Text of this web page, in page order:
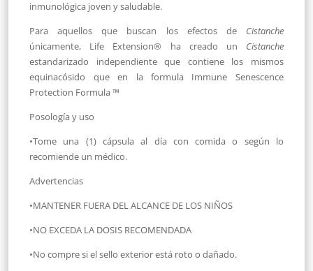
inmunológica joven y saludable.
Para aquellos que buscan los efectos de Cistanche
únicamente, Life Extension® ha creado un Cistanche
estandarizado independiente que contiene los mismos
equinacósido que en la formula Immune Senescence
Protection Formula ™
Posología y uso
•Tome una (1) cápsula al día con comida o según lo
recomiende un médico.
Advertencias
•MANTENER FUERA DEL ALCANCE DE LOS NIÑOS
•NO EXCEDA LA DOSIS RECOMENDADA
•No compre si el sello exterior está roto o dañado.